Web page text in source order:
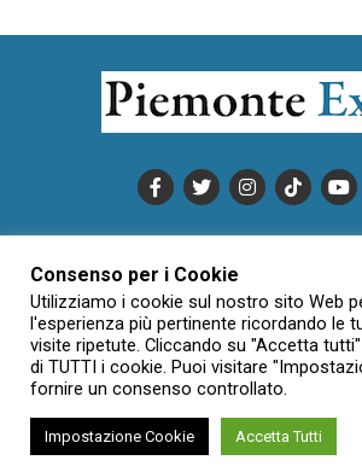
INFORMATIVA SULLA
CONDIZIONI DI UTILIZZO
DATI
CREDITS
Creative Commons Attribuzione - Non
derivate 3.0 Italia (CC BY-NC-ND
Consenso per i Cookie
Utilizziamo i cookie sul nostro sito Web
l'esperienza più pertinente ricordando le
visite ripetute. Cliccando su "Accetta
di TUTTI i cookie. Puoi visitare
fornire un consenso controllato.
Impostazione Cookie Accetta Tutti